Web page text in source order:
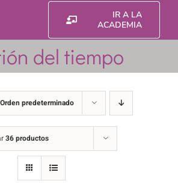
IR A LA
ACADEMIA
del tiempo
Orden predeterminado
36 productos